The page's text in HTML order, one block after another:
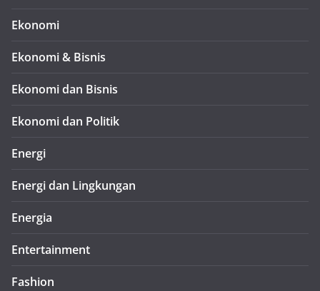
Ekonomi
Ekonomi & Bisnis
Ekonomi dan Bisnis
Ekonomi dan Politik
Energi
Energi dan Lingkungan
Energia
Entertainment
Fashion